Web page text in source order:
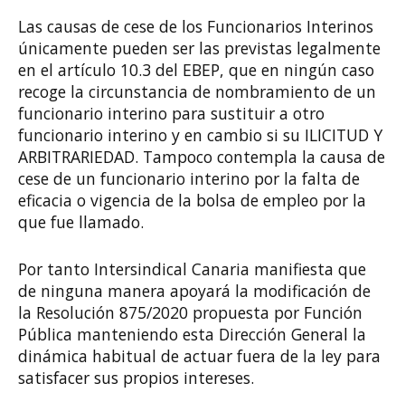
Las causas de cese de los Funcionarios Interinos
únicamente pueden ser las previstas legalmente
en el artículo 10.3 del EBEP, que en ningún caso
recoge la circunstancia de nombramiento de un
funcionario interino para sustituir a otro
funcionario interino y en cambio si su ILICITUD Y
ARBITRARIEDAD. Tampoco contempla la causa de
cese de un funcionario interino por la falta de
eficacia o vigencia de la bolsa de empleo por la
que fue llamado.
Por tanto Intersindical Canaria manifiesta que
de ninguna manera apoyará la modificación de
la Resolución 875/2020 propuesta por Función
Pública manteniendo esta Dirección General la
dinámica habitual de actuar fuera de la ley para
satisfacer sus propios intereses.